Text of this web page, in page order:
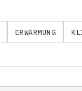
ERWÄRMUNG